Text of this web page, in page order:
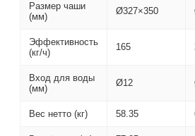
Размер чаши
(мм)
Ø327×350
Эффективность
(кг/ч)
165
Вход для воды
(мм)
Ø12
Вес нетто (кг) 58.35